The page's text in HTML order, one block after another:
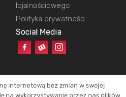
lojalnościowego
Polityka prywatności
Social Media
internetową bez zmian w swojej
na wykorzystywanie przez nas plików